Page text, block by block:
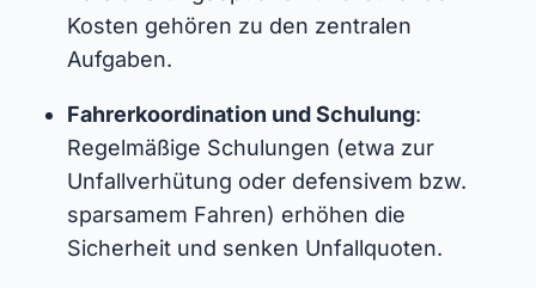
Kosten gehören zu den zentralen
Aufgaben.
Fahrerkoordination und Schulung:
Regelmäßige Schulungen (etwa zur
Unfallverhütung oder defensivem bzw.
sparsamem Fahren) erhöhen die
Sicherheit und senken Unfallquoten.